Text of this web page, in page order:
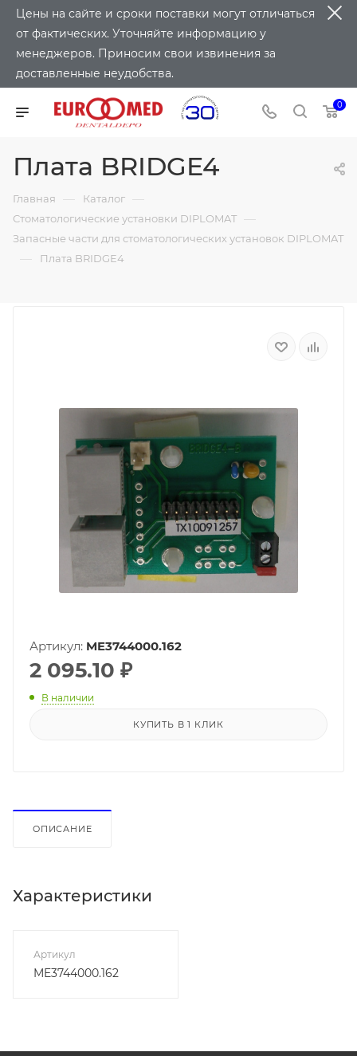
Цены на сайте и сроки поставки могут отличаться
от фактических. Уточняйте информацию у
менеджеров. Приносим свои извинения за
доставленные неудобства.
0
Плата BRIDGE4
Главная — Каталог —
Стоматологические установки DIPLOMAT —
Запасные части для стоматологических установок DIPLOMAT
— Плата BRIDGE4
Артикул: ME3744000.162
2 095.10 ₽
В наличии
КУПИТЬ В 1 КЛИК
ОПИСАНИЕ
Характеристики
Артикул
ME3744000.162